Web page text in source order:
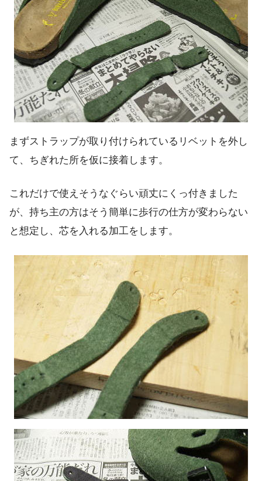
まずストラップが取り付けられているリベットを外し
て、ちぎれた所を仮に接着します。
これだけで使えそうなぐらい頑丈にくっ付きました
が、持ち主の方はそう簡単に歩行の仕方が変わらない
と想定し、芯を入れる加工をします。